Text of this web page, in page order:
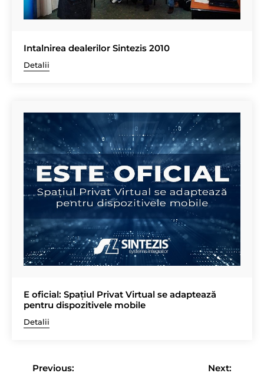
Intalnirea dealerilor Sintezis 2010
Detalii
E oficial: Spațiul Privat Virtual se adaptează
pentru dispozitivele mobile
Detalii
Previous: Next: